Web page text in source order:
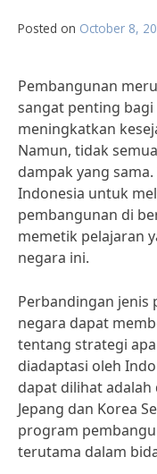
Posted on October 8,
Pembangunan
sangat penting
meningkatkan
Namun, tidak
dampak yang
Indonesia untuk
pembangunan di
memetik pelajaran
negara ini.
Perbandingan jenis
negara dapat
tentang strategi
diadaptasi oleh
dapat dilihat
Jepang dan Korea
program
terutama dalam